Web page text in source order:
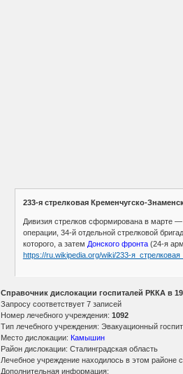
233-я стрелковая Кременчугско-
Дивизия стрелков сформирована в марте —
операции, 34-й отдельной стрелковой
которого, а затем Донского фронта(24-я
https://ru.wikipedia.org/wiki/233-
Справочник дислокации госпиталей РККА в
Запросу соответствует 7 записей
Номер лечебного учреждения:1092
Тип лечебного учреждения: Эвакуационный
Место дислокации: Камышин
Район дислокации: Сталинградская область
Лечебное учреждение находилось в этом районе
Дополнительная информация: